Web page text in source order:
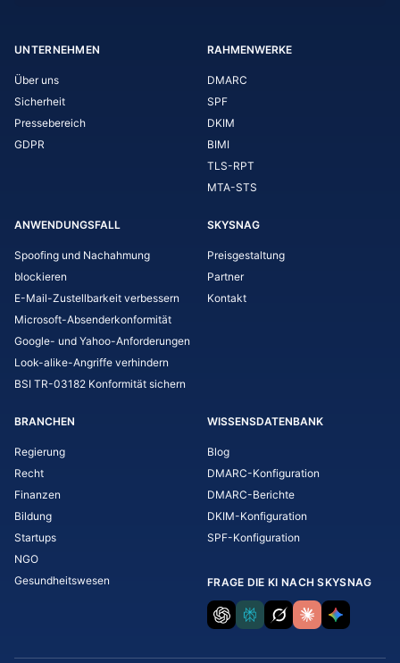
UNTERNEHMEN
Über uns
Sicherheit
Pressebereich
GDPR
RAHMENWERKE
DMARC
SPF
DKIM
BIMI
TLS-RPT
MTA-STS
ANWENDUNGSFALL
Spoofing und Nachahmung
blockieren
E-Mail-Zustellbarkeit verbessern
Microsoft-Absenderkonformität
Google- und Yahoo-Anforderungen
Look-alike-Angriffe verhindern
BSI TR-03182 Konformität sichern
SKYSNAG
Preisgestaltung
Partner
Kontakt
BRANCHEN
Regierung
Recht
Finanzen
Bildung
Startups
NGO
Gesundheitswesen
WISSENSDATENBANK
Blog
DMARC-Konfiguration
DMARC-Berichte
DKIM-Konfiguration
SPF-Konfiguration
FRAGE DIE KI NACH SKYSNAG